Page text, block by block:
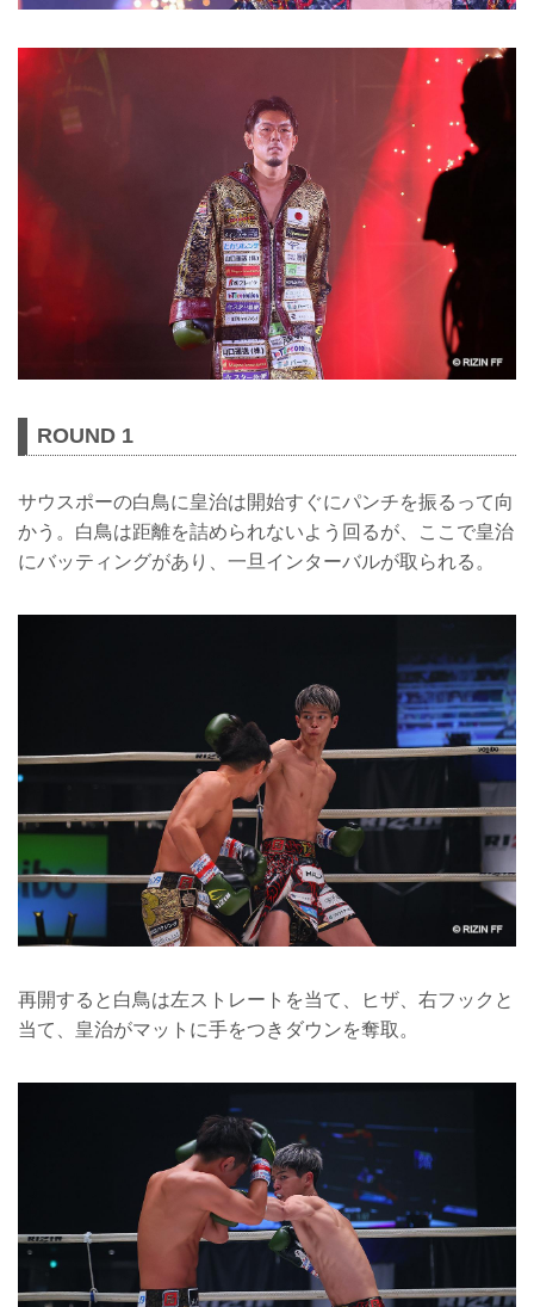
ROUND 1
サウスポーの白鳥に皇治は開始すぐにパンチを振るって向
かう。白鳥は距離を詰められないよう回るが、ここで皇治
にバッティングがあり、一旦インターバルが取られる。
再開すると白鳥は左ストレートを当て、ヒザ、右フックと
当て、皇治がマットに手をつきダウンを奪取。